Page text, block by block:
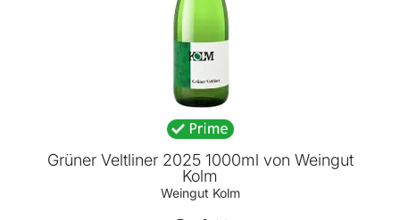
Grüner Veltliner 2025 1000ml von Weingut
Kolm
Weingut Kolm